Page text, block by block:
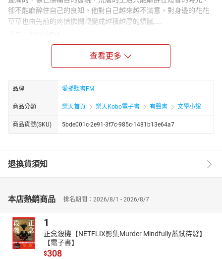
卻不能麻醉住自己的良知。他對自己越來越不滿意，對身邊的花花
草草也由先前的疼惜憐憫轉變成越積越厚的煩膩…..
胡為美身兼作家與資深媒體人，是國民黨抗日名將胡宗南與情報領
袖戴笠秘書葉霞翟的女兒。
胡為美，1953年生，曾任大學講師、北加州華人作家協會會長、台
灣中國時報駐美特約撰述、台北婦女雜誌編輯， 旅居美國矽谷， 出
版作品有《做一個快快樂樂的人》《婚姻傳奇》《為美唯美》。
01 荒唐再見-1
03 荒唐再見-3
04 荒唐再見-4
05 荒唐再見-5
查看更多
品牌 愛播聽書FM
商品分類 樂天首頁 樂天Kobo電子書 有聲書 文學小說
商品貨號(SKU) 5bde001c-2e91-3f7c-985c-1481b13e64a7
退換貨須知
本店熱銷商品 排名期間：2026/8/1 - 2026/8/7
1
正念殺機【NETFLIX影集Murder Mindfully蓄弒待發】
【電子書】
$308